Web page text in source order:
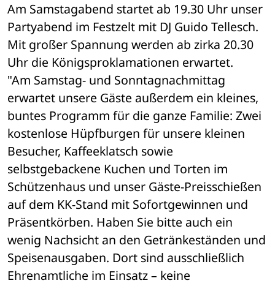
Am Samstagabend startet ab 19.30 Uhr unser
Partyabend im Festzelt mit DJ Guido Tellesch.
Mit großer Spannung werden ab zirka 20.30
Uhr die Königsproklamationen erwartet.
"Am Samstag- und Sonntagnachmittag
erwartet unsere Gäste außerdem ein kleines,
buntes Programm für die ganze Familie: Zwei
kostenlose Hüpfburgen für unsere kleinen
Besucher, Kaffeeklatsch sowie
selbstgebackene Kuchen und Torten im
Schützenhaus und unser Gäste-Preisschießen
auf dem KK-Stand mit Sofortgewinnen und
Präsentkörben. Haben Sie bitte auch ein
wenig Nachsicht an den Getränkeständen und
Speisenausgaben. Dort sind ausschließlich
Ehrenamtliche im Einsatz – keine